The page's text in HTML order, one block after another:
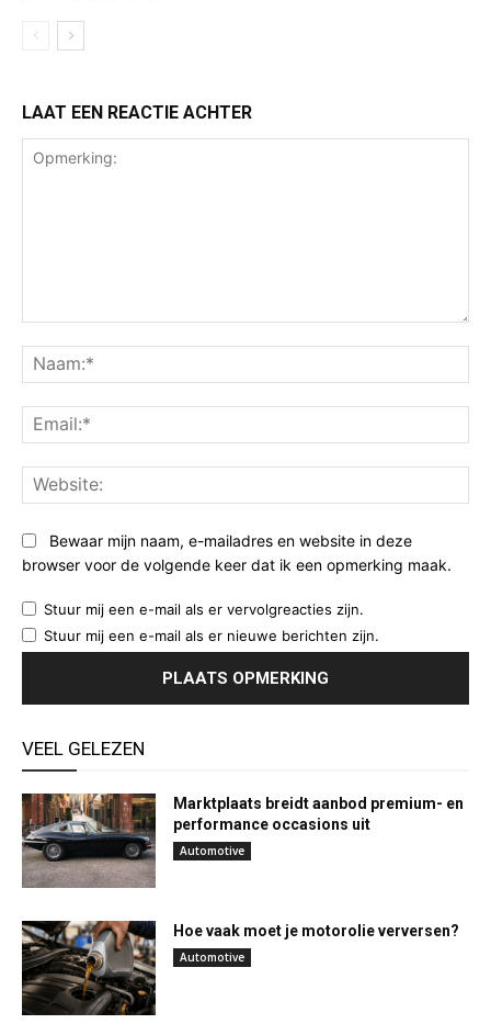
LAAT EEN REACTIE ACHTER
Bewaar mijn naam, e-mailadres en website in deze
browser voor de volgende keer dat ik een opmerking maak.
Stuur mij een e-mail als er vervolgreacties zijn.
Stuur mij een e-mail als er nieuwe berichten zijn.
VEEL GELEZEN
Marktplaats breidt aanbod premium- en
performance occasions uit
Automotive
Hoe vaak moet je motorolie verversen?
Automotive